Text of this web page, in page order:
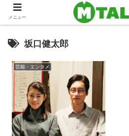
坂口健太郎
芸能・エンタメ
メニュー